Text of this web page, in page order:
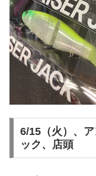
6/15（火）、
ック、店頭